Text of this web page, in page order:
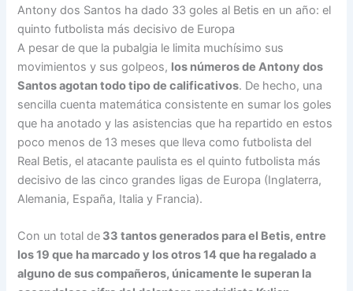
Antony dos Santos ha dado 33 goles al Betis en un año: el
quinto futbolista más decisivo de Europa
A pesar de que la pubalgia le limita muchísimo sus
movimientos y sus golpeos, los números de Antony dos
Santos agotan todo tipo de calificativos. De hecho, una
sencilla cuenta matemática consistente en sumar los goles
que ha anotado y las asistencias que ha repartido en estos
poco menos de 13 meses que lleva como futbolista del
Real Betis, el atacante paulista es el quinto futbolista más
decisivo de las cinco grandes ligas de Europa (Inglaterra,
Alemania, España, Italia y Francia).
Con un total de 33 tantos generados para el Betis, entre
los 19 que ha marcado y los otros 14 que ha regalado a
alguno de sus compañeros, únicamente le superan la